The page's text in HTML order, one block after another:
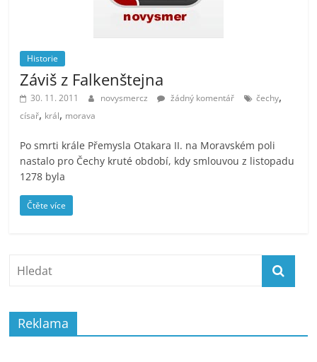
Historie
Záviš z Falkenštejna
30. 11. 2011 novysmercz žádný komentář čechy,
císař, král, morava
Po smrti krále Přemysla Otakara II. na Moravském poli
nastalo pro Čechy kruté období, kdy smlouvou z listopadu
1278 byla
Čtěte více
Reklama